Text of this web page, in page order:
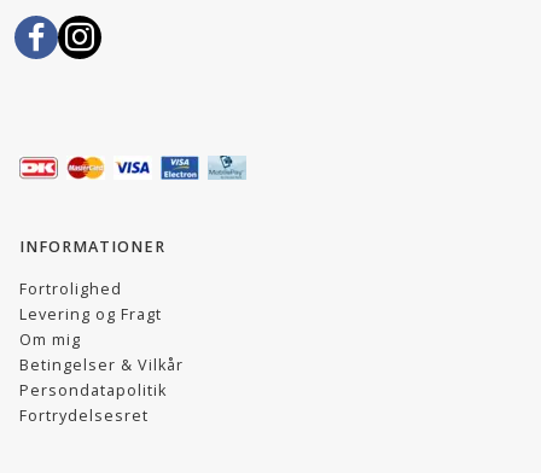
INFORMATIONER
Fortrolighed
Levering og Fragt
Om mig
Betingelser & Vilkår
Persondatapolitik
Fortrydelsesret